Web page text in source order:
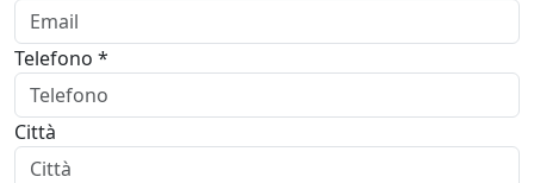
Telefono *
Città